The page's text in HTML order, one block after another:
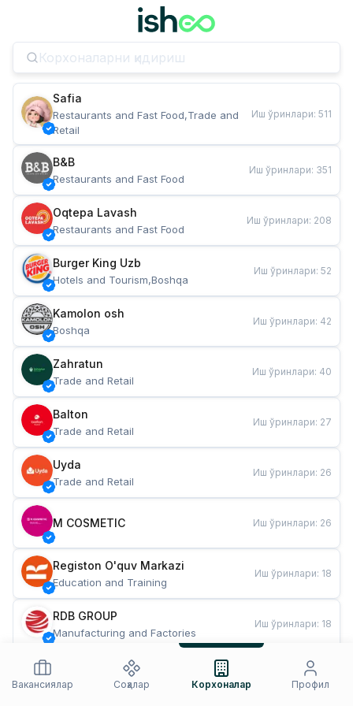
Safia
Restaurants and Fast Food,Trade and
Retail
Иш ўринлари: 511
B&B
Restaurants and Fast Food
Иш ўринлари: 351
Oqtepa Lavash
Restaurants and Fast Food
Иш ўринлари: 208
Burger King Uzb
Hotels and Tourism,Boshqa
Иш ўринлари: 52
Kamolon osh
Boshqa
Иш ўринлари: 42
Zahratun
Trade and Retail
Иш ўринлари: 40
Balton
Trade and Retail
Иш ўринлари: 27
Uyda
Trade and Retail
Иш ўринлари: 26
M COSMETIC Иш ўринлари: 26
Registon O'quv Markazi
Education and Training
Иш ўринлари: 18
RDB GROUP
Manufacturing and Factories
Иш ўринлари: 18
Restaurants and Fast Food
Иш ўринлари
Вакансиялар
Соҳалар Корхоналар Профил